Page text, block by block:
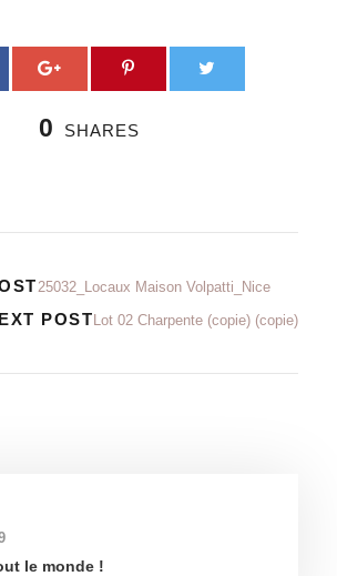
0 SHARES
25032_Locaux Maison Volpatti_Nice
POST Lot 02 Charpente (copie) (copie)
le monde !